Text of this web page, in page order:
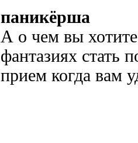
паникёрша
А о чем вы
фантазиях стать
прием когда вам